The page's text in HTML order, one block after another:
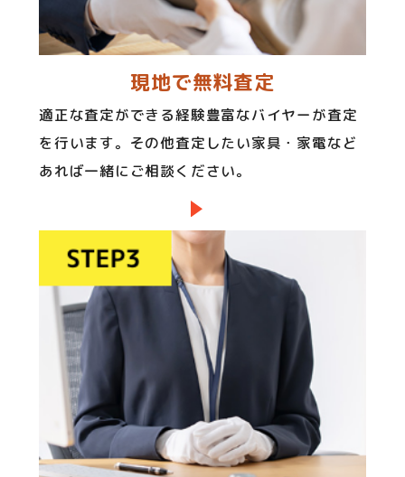
現地で無料査定
適正な査定ができる経験豊富なバイヤーが査定
を行います。その他査定したい家具・家電など
あれば一緒にご相談ください。